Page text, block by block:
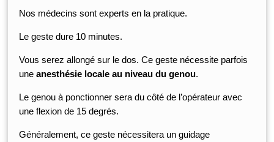
Nos médecins sont experts en la pratique.
Le geste dure 10 minutes.
Vous serez allongé sur le dos. Ce geste nécessite parfois
uneanesthésie locale au niveau du genou.
Le genou à ponctionner sera du côté de l’opérateur avec
une flexion de 15 degrés.
Généralement, ce geste nécessitera un guidage